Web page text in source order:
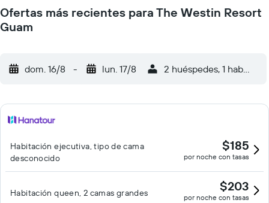
están equipados con bañera y ducha independientes con
bañera profunda, albornoces, zapatillas y artículos de higiene
servicios para las personas de negocios incluyen escritorio y
todos los días y es posible solicitar cambio de sábanas. Se
ofrece servicio de limpieza a petición. En el alojamiento hay 2
ocio y esparcimiento incluyen gimnasio abierto las 24 horas. Se
pueden practicar las actividades de ocio y esparcimiento que se
indican más abajo en las instalaciones o cerca del alojamiento
(es posible que se aplique un recargo).
Ofertas más recientes para The Westin Resort
Guam
dom. 16/8 - lun. 17/8 2 huéspedes, 1
Habitación ejecutiva, tipo de cama
desconocido
$185
por noche con tasas
Habitación queen, 2 camas grandes $203
por noche con tasas